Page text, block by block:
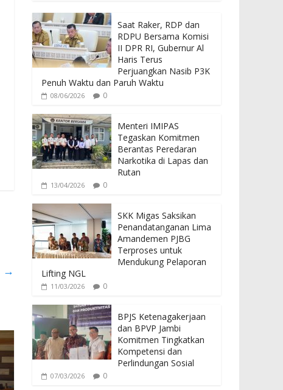
→
e
b
o
o
k
itt
er s
A
p
p
Saat Raker, RDP dan
RDPU Bersama Komisi
II DPR RI, Gubernur Al
Haris Terus
Perjuangkan Nasib P3K
Penuh Waktu dan Paruh Waktu
08/06/2026 0
Menteri IMIPAS
Tegaskan Komitmen
Berantas Peredaran
Narkotika di Lapas dan
Rutan
13/04/2026 0
SKK Migas Saksikan
Penandatanganan Lima
Amandemen PJBG
Terproses untuk
Mendukung Pelaporan
Lifting NGL
11/03/2026 0
BPJS Ketenagakerjaan
dan BPVP Jambi
Komitmen Tingkatkan
Kompetensi dan
Perlindungan Sosial
07/03/2026 0